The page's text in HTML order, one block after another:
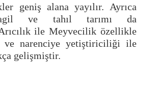
geniş alana yayılır. Ayrıca
ve tahıl tarımı da
ile Meyvecilik özellikle
narenciye yetiştiriciliği ile
gelişmiştir.